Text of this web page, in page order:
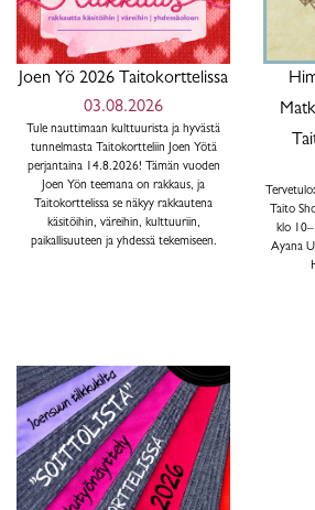
Joen Yö 2026 Taitokorttelissa
03.08.2026
Tule nauttimaan kulttuurista ja hyvästä
tunnelmasta Taitokortteliin Joen Yötä
perjantaina 14.8.2026! Tämän vuoden
Joen Yön teemana on rakkaus, ja
Taitokorttelissa se näkyy rakkautena
käsitöihin, väreihin, kulttuuriin,
paikallisuuteen ja yhdessä tekemiseen.
Taito
klo
Ayana